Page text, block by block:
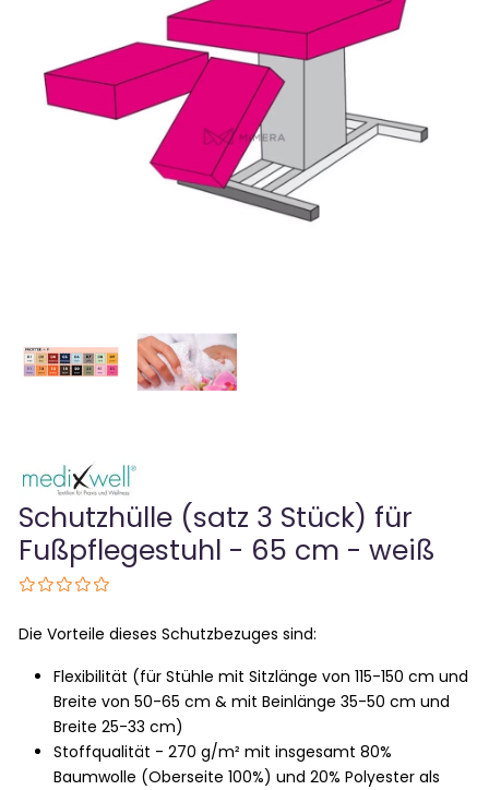
Schutzhülle (satz 3 Stück) für
Fußpflegestuhl - 65 cm - weiß
Die Vorteile dieses Schutzbezuges sind:
Flexibilität (für Stühle mit Sitzlänge von 115-150 cm und
Breite von 50-65 cm & mit Beinlänge 35-50 cm und
Breite 25-33 cm)
Stoffqualität - 270 g/m² mit insgesamt 80%
Baumwolle (Oberseite 100%) und 20% Polyester als